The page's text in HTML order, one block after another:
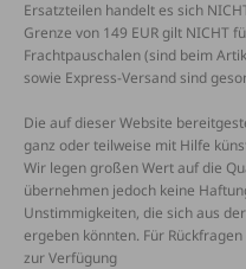
Ersatzteilen handelt es sich
Grenze von 149 EUR gilt NICHT
Frachtpauschalen (sind beim
sowie Express-Versand sind
Die auf dieser Website
ganz oder teilweise mit Hilfe
Wir legen großen Wert auf die
übernehmen jedoch keine
Unstimmigkeiten, die sich aus
ergeben könnten. Für
zur Verfügung